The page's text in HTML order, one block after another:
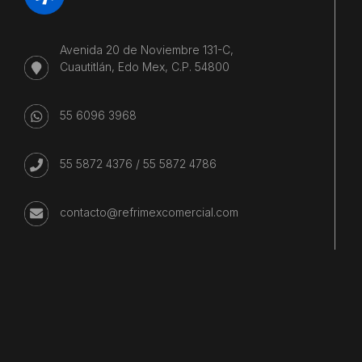
Avenida 20 de Noviembre 131-C,
Cuautitlán, Edo Mex, C.P. 54800
55 6096 3968
55 5872 4376 / 55 5872 4786
contacto@refrimexcomercial.com